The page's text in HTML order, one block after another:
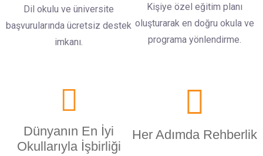
Dil okulu ve üniversite
başvurularında ücretsiz destek
imkanı.
Dünyanın En İyi
Okullarıyla İşbirliği
Kişiye özel eğitim planı
oluşturarak en doğru okula ve
programa yönlendirme.
Her Adımda Rehberlik